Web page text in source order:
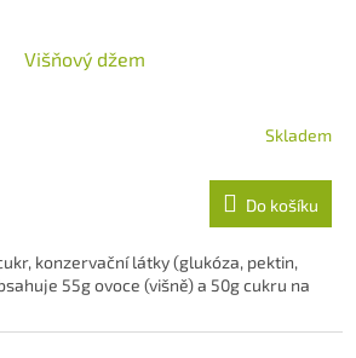
Višňový džem
Skladem
Do košíku
konzervační látky (glukóza, pektin,
55g ovoce (višně) a 50g cukru na